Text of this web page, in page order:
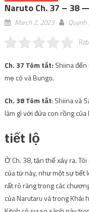
Naruto Ch. 37 – 38
March 2, 2023 Quynh
Ch. 37 Tóm tắt: Shiina
mẹ cô và Bungo.
Ch. 38 Tóm tắt: Shiina và
làm gì với đứa con rồng của
tiết lộ
Ở Ch. 38, tận thế xảy ra.
của từ này, như một sự tiết
rất rõ ràng trong các
của Narutaru và trong Khải